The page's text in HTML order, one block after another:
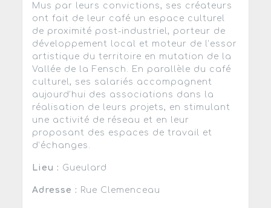
Mus par leurs convictions, ses créateurs
ont fait de leur café un espace culturel
de proximité post-industriel, porteur de
développement local et moteur de l’essor
artistique du territoire en mutation de la
Vallée de la Fensch. En parallèle du café
culturel, ses salariés accompagnent
aujourd’hui des associations dans la
réalisation de leurs projets, en stimulant
une activité de réseau et en leur
proposant des espaces de travail et
d’échanges.
Lieu : Gueulard
Adresse : Rue Clemenceau